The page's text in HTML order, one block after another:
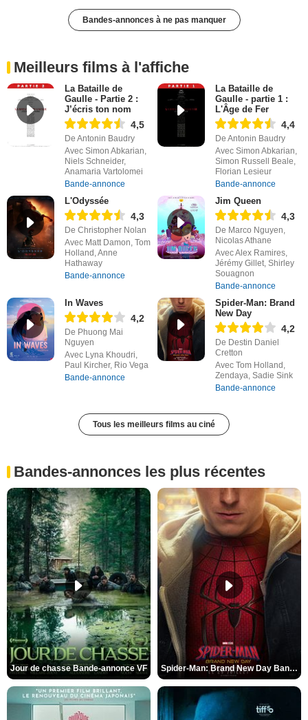
Bandes-annonces à ne pas manquer
Meilleurs films à l'affiche
La Bataille de
Gaulle - Partie 2 :
J’écris ton nom
4,5
De Antonin Baudry
Avec Simon Abkarian,
Niels Schneider,
Anamaria Vartolomei
Bande-annonce
La Bataille de
Gaulle - partie 1 :
L'Âge de Fer
4,4
De Antonin Baudry
Avec Simon Abkarian,
Simon Russell Beale,
Florian Lesieur
Bande-annonce
L'Odyssée
4,3
De Christopher Nolan
Avec Matt Damon, Tom
Holland, Anne
Hathaway
Bande-annonce
Jim Queen
4,3
De Marco Nguyen,
Nicolas Athane
Avec Alex Ramires,
Jérémy Gillet, Shirley
Souagnon
Bande-annonce
In Waves
4,2
De Phuong Mai
Nguyen
Avec Lyna Khoudri,
Paul Kircher, Rio Vega
Bande-annonce
Spider-Man: Brand
New Day
4,2
De Destin Daniel
Cretton
Avec Tom Holland,
Zendaya, Sadie Sink
Bande-annonce
Tous les meilleurs films au ciné
Bandes-annonces les plus récentes
Jour de chasse Bande-annonce VF Spider-Man: Brand New Day Bande-annonce (3) VO STFR